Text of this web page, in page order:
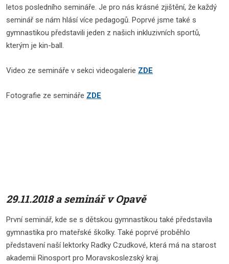
letos posledního semináře. Je pro nás krásné zjištění, že každý
seminář se nám hlásí více pedagogů. Poprvé jsme také s
gymnastikou představili jeden z našich inkluzivních sportů,
kterým je kin-ball.
Video ze semináře v sekci videogalerie ZDE
Fotografie ze semináře ZDE
29.11.2018 a seminář v Opavě
První seminář, kde se s dětskou gymnastikou také představila
gymnastika pro mateřské školky. Také poprvé proběhlo
představení naší lektorky Radky Czudkové, která má na starost
akademii Rinosport pro Moravskoslezský kraj.